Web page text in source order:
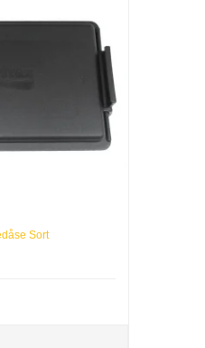
Sort